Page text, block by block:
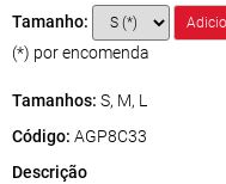
Tamanho:
(*) por encomenda
Tamanhos: S, M, L
Código: AGP8C33
Descrição